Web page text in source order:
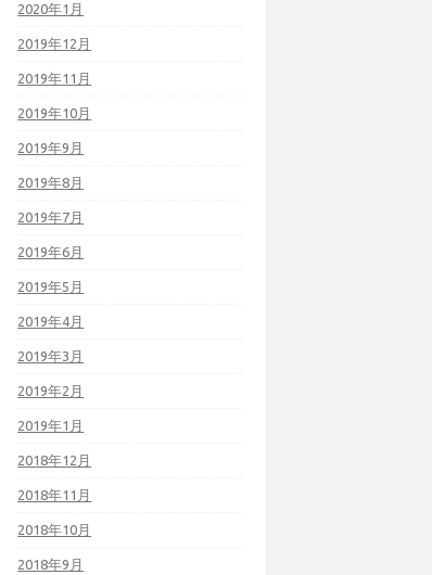
2020年1月
2019年12月
2019年11月
2019年10月
2019年9月
2019年8月
2019年7月
2019年6月
2019年5月
2019年4月
2019年3月
2019年2月
2019年1月
2018年12月
2018年11月
2018年10月
2018年9月